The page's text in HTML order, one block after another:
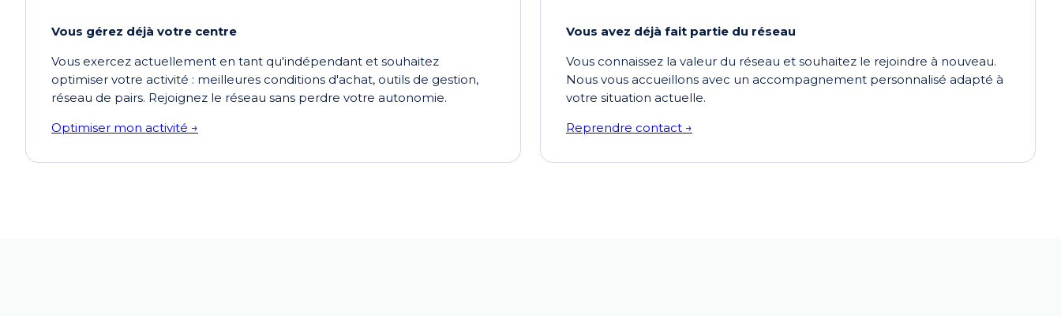
Vous gérez déjà votre centre
Vous exercez actuellement en tant qu'indépendant et souhaitez
optimiser votre activité : meilleures conditions d'achat, outils de gestion,
réseau de pairs. Rejoignez le réseau sans perdre votre autonomie.
Optimiser mon activité →
Vous avez déjà fait partie du réseau
Vous connaissez la valeur du réseau et souhaitez le rejoindre à nouveau.
Nous vous accueillons avec un accompagnement personnalisé adapté à
votre situation actuelle.
Reprendre contact →